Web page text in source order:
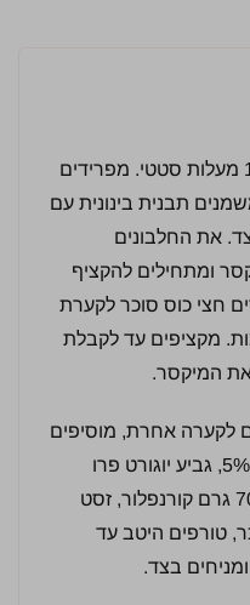
מדליקים תנור ל – 180 מעלות סטטי. מפרידים
תבנית בינונית עם
את החלבונים
ומתחילים להקציף
חצי כוס סוכר לקערת
מקציפים עד לקבלת
את המיקסר.
לקערה אחרת, מוסיפים
750 גרם גבינה לבנה 5%, גביע יוגורט פרו
טבעי 25 גרם חלבון, 70 גרם קורנפלור, זסט
סוכר, טורפים היטב עד
בצד.